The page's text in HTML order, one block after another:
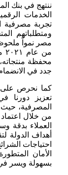
ننتهج في بنك
الخدمات
تجربة مصرفية
ومتطلباتهم
مصر نمواً
محفظة
جدد في
كما نحرص على
تعزيز دورنا
المصرفية، حيث
من خلال اعتماد
العملاء بدقة
أهداف الدولة
احتياجات
الأمان
بسهولة ويسر